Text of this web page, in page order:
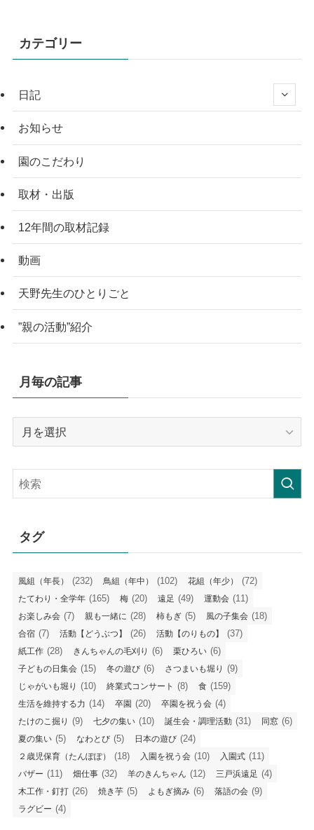
カテゴリー
日記
お知らせ
園のこだわり
取材・出版
12年間の取材記録
動画
天野先生のひとりごと
”親の活動”紹介
月毎の記事
記
事
タグ
風組（年長） (232) 鳥組（年中） (102) 花組（年少） (72)
たてわり・全学年 (165) 梅 (20) 遠足 (49) 運動会 (11)
お楽しみ会 (7) 親も一緒に (28) 柿もぎ (5) 風の子集会 (18)
合宿 (7) 活動【どうぶつ】 (26) 活動【のりもの】 (37)
紙工作 (28) きんちゃんの毛刈り (6) 栗ひろい (6)
子どもの日集会 (15) 冬の遊び (6) さつまいも堀り (9)
じゃがいも堀り (10) 終業式コンサート (8) 食 (159)
生活を維持する力 (14) 卒園 (20) 卒園を祝う会 (4)
たけのこ掘り (9) 七夕の集い (10) 誕生会・調理活動 (31) 同窓 (6)
夏の集い (5) なわとび (5) 日本の遊び (24)
２歳児保育（たんぽぽ） (18) 入園を祝う会 (10) 入園式 (11)
バザー (11) 畑仕事 (32) 羊のきんちゃん (12) 三戸浜遠足 (4)
木工作・釘打 (26) 焼き芋 (5) よもぎ摘み (6) 落語の会 (9)
ラグビー (4)